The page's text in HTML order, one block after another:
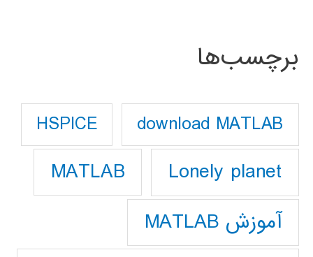
برچسب‌ها
download MATLAB
HSPICE
Lonely planet
MATLAB
آموزش MATLAB